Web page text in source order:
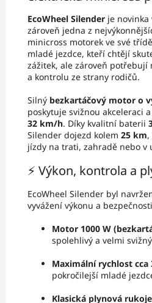
EcoWheel Silender je novinka
zároveň jedna z
minicross motorek ve své
mladé jezdce, kteří chtějí
zážitek, ale zároveň potřebují
a kontrolu ze strany rodičů.
Silný bezkartáčový motor o
poskytuje svižnou akceleraci
32 km/h. Díky kvalitní baterii
Silender dojezd kolem 25 km
jízdy na trati, zahradě nebo v
⚡ Výkon, kontrola a
EcoWheel Silender byl
vyvážení výkonu a
Motor 1000 W
spolehlivý a velmi svižný
Maximální rychlost cca
pokročilejší mladé
Klasická plynová